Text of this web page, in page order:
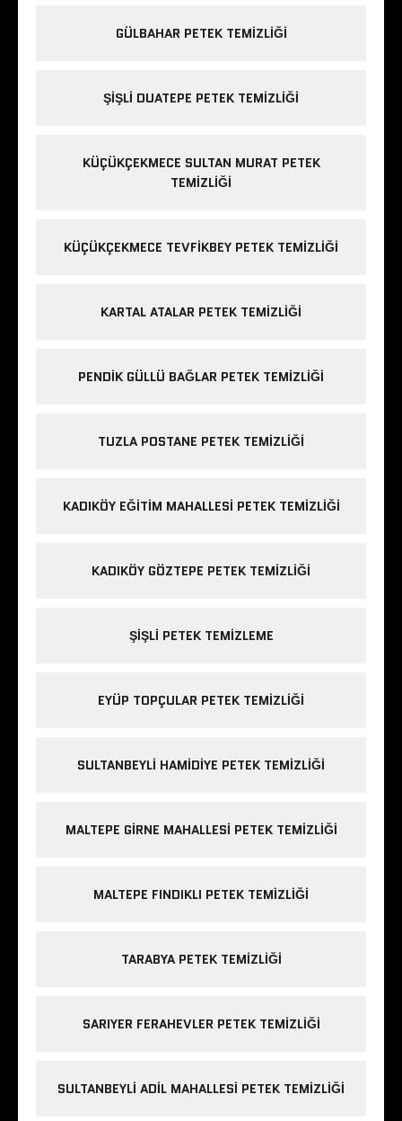
GÜLBAHAR PETEK TEMIZLIĞI
ŞIŞLI DUATEPE PETEK TEMIZLIĞI
KÜÇÜKÇEKMECE SULTAN MURAT PETEK
TEMIZLIĞI
KÜÇÜKÇEKMECE TEVFIKBEY PETEK TEMIZLIĞI
KARTAL ATALAR PETEK TEMIZLIĞI
PENDIK GÜLLÜ BAĞLAR PETEK TEMIZLIĞI
TUZLA POSTANE PETEK TEMIZLIĞI
KADIKÖY EĞITIM MAHALLESI PETEK TEMIZLIĞI
KADIKÖY GÖZTEPE PETEK TEMIZLIĞI
ŞIŞLI PETEK TEMIZLEME
EYÜP TOPÇULAR PETEK TEMIZLIĞI
SULTANBEYLI HAMIDIYE PETEK TEMIZLIĞI
MALTEPE GIRNE MAHALLESI PETEK TEMIZLIĞI
MALTEPE FINDIKLI PETEK TEMIZLIĞI
TARABYA PETEK TEMIZLIĞI
SARIYER FERAHEVLER PETEK TEMIZLIĞI
SULTANBEYLI ADIL MAHALLESI PETEK TEMIZLIĞI